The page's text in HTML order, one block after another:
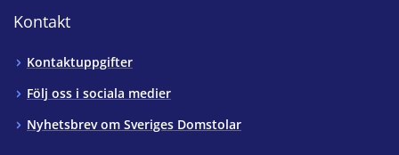
Kontakt
Kontaktuppgifter
Följ oss i sociala medier
Nyhetsbrev om Sveriges Domstolar